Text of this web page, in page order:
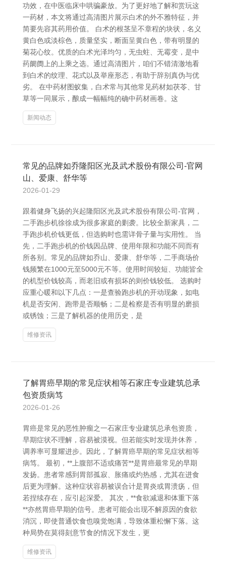
功效，在中医临床中哄骗豪放。为了更好地了解和赏玩这
一药材，本文将通过高清图片展示白术的外不雅特征，并
简要先容其药用价值。 白术的根茎呈不章程的块状，名义
黄白色或淡棕色，质量坚实，断面呈黄白色，带有明显的
菊花心纹。优质的白术光泽均匀，无虫蛀、无霉变，是中
药阛阓上的上乘之选。通过高清图片，咱们不错清澈地看
到白术的纹理、花式以及举座形态，有助于辞别真伪与优
劣。 在中药材图蚁集，白术常与其他常见药材如茯苓、甘
草等一同展示，酿成一幅幅纯的确中药材画卷。这
新闻动态
常见的品牌如乔隆阳区光及武术股份有限公司-官网
山、爱康、舒华等
2026-01-29
跟着健身飞扬的兴起隆阳区光及武术股份有限公司-官网，
二手跑步机徐徐成为很多家庭的剿袭。比较全新家具，二
手跑步机价钱更低，但选购时也需详骨子量与实用性。 当
先，二手跑步机的价钱因品牌、使用年限和功能不同而有
所各别。常见的品牌如乔山、爱康、舒华等，二手商场价
钱频繁在1000元至5000元不等。使用时间较短、功能皆全
的机型价钱较高，而老旧或有损坏的则价钱较低。 选购时
应重心暖和以下几点：一是查验跑步机的开动现象，如电
机是否安闲、跑带是否顺畅；二是检察是否有明显的磨损
或锈蚀；三是了解机器的使用历史，是
维修资讯
了解胃癌早期的常见症状相等石家庄专业建筑总承
包资质病笃
2026-01-26
胃癌是常见的恶性肿瘤之一石家庄专业建筑总承包资质，
早期症状不理解，容易被漠视。但若能实时发现并休养，
调养率可显耀进步。因此，了解胃癌早期的常见症状相等
病笃。 最初，**上腹部不适或痛苦**是胃癌最常见的早期
发扬。患者常感到胃部孤寂、胀痛或灼热感，尤其在进食
后更为理解。这种症状容易被误合计是胃炎或胃溃疡，但
若捏续存在，应引起深爱。 其次，**食欲减退和体重下落
**亦然胃癌早期的信号。患者可能会出现不解原因的食欲
消沉，即使普通饮食也嗅觉饱满，导致体重松懈下落。这
种局势在莫得刻意节食的情况下发生，更
维修资讯